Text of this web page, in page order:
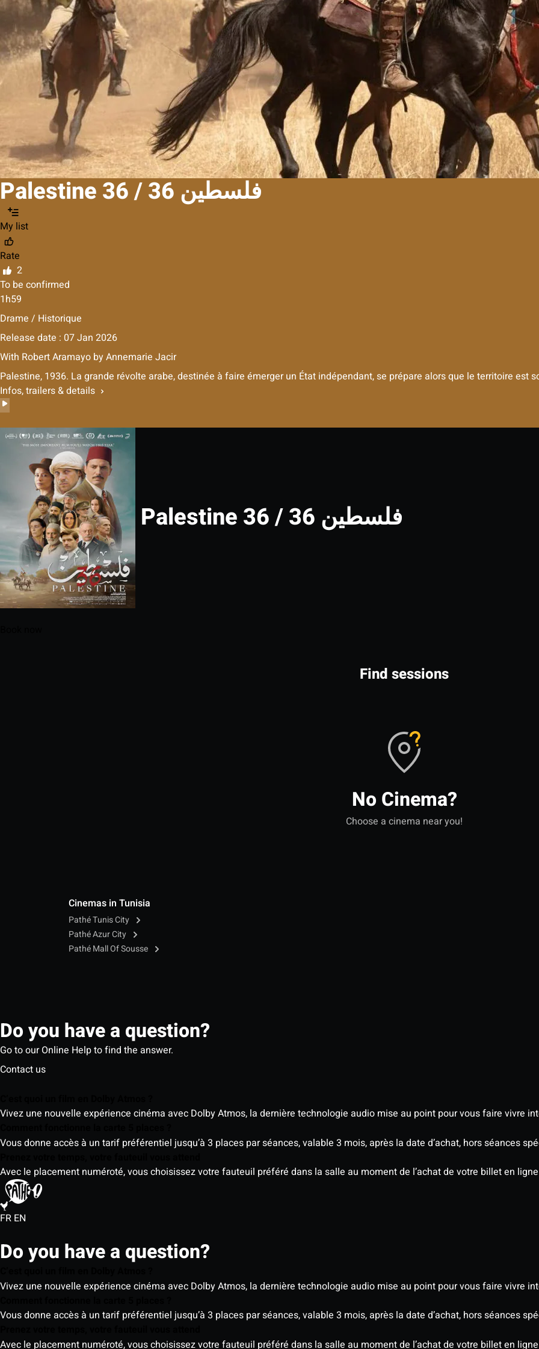
Palestine 36 / فلسطين 36
My list
Rate
2
To be confirmed
1h59
Drame / Historique
Release date : 07 Jan 2026
With Robert Aramayo byAnnemarie Jacir
Palestine, 1936. La grande révolte arabe, destinée à faire émerger un État indépendant, se prépare alors que le territoire est
Infos, trailers & details
Palestine 36 / فلسطين 36
Find sessions
No Cinema?
Choose a cinema near you!
Cinemas in Tunisia
Pathé Tunis City
Pathé Azur City
Pathé Mall Of Sousse
Do you have a question?
Go to our Online Help to find the answer.
Contact us
Vivez une nouvelle expérience cinéma avec Dolby Atmos, la dernière technologie audio mise au point pour vous faire vivre
Vous donne accès à un tarif préférentiel jusqu’à 3 places par séances, valable 3 mois, après la date d’achat, hors séances
Avec le placement numéroté, vous choisissez votre fauteuil préféré dans la salle au moment de l’achat de votre billet en
FR EN
Do you have a question?
Vivez une nouvelle expérience cinéma avec Dolby Atmos, la dernière technologie audio mise au point pour vous faire vivre
Vous donne accès à un tarif préférentiel jusqu’à 3 places par séances, valable 3 mois, après la date d’achat, hors séances
Avec le placement numéroté, vous choisissez votre fauteuil préféré dans la salle au moment de l’achat de votre billet en